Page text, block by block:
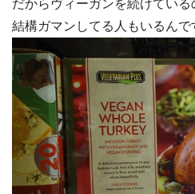
だからヴィーガンを続けている
結構ガマンしてる人もいるんで